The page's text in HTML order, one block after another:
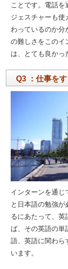
ことです。電話を
ジェスチャーも使
わっているのか分
の難しさをこのイ
は、とても良かっ
Q3 ：仕事を
インターンを通じ
と日本語の勉強
るにあたって、英
ば、その英語の単
語、英語に関わら
います。